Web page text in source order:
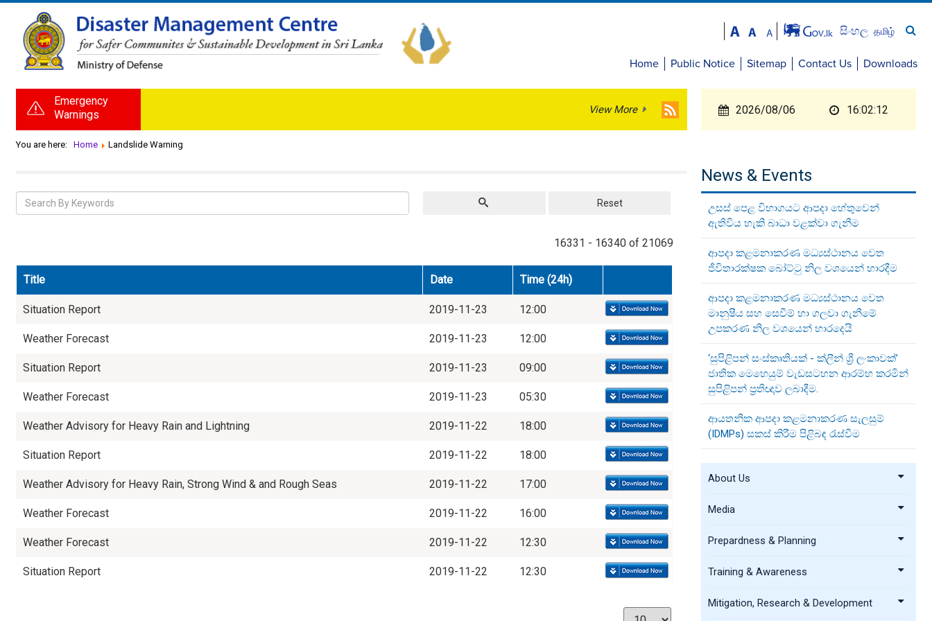
සිංහල தமிழ்
Home Public Notice Sitemap Contact Us Downloads
Emergency
Warnings
View More 2026/08/06 16:02:12
You are here: Home Landslide Warning
Reset
16331 - 16340 of 21069
Title Date Time (24h)
Situation Report 2019-11-23 12:00
Weather Forecast 2019-11-23 12:00
Situation Report 2019-11-23 09:00
Weather Forecast 2019-11-23 05:30
Weather Advisory for Heavy Rain and Lightning 2019-11-22 18:00
Situation Report 2019-11-22 18:00
Weather Advisory for Heavy Rain, Strong Wind & and Rough Seas 2019-11-22 17:00
Weather Forecast 2019-11-22 16:00
Weather Forecast 2019-11-22 12:30
Situation Report 2019-11-22 12:30
News & Events
උසස් පෙළ විභාගයට ආපදා හේතුවෙන්
ඇතිවිය හැකි බාධා වළක්වා ගැනීම
ආපදා කළමනාකරණ මධ්‍යස්ථානය වෙත
ජීවිතාරක්ෂක බෝට්ටු නිල වශයෙන් භාරදීම
ආපදා කළමනාකරණ මධ්‍යස්ථානය වෙත
මානුෂීය සහ සෙවීම් හා ගලවා ගැනීමේ
උපකරණ නිල වශයෙන් භාරදෙයි
‘සුපිළිපන් සංස්කෘතියක් - ක්ලීන් ශ්‍රී ලංකාවක්’
ජාතික මෙහෙයුම් වැඩසටහන ආරම්භ කරමින්
සුපිළිපන් ප්‍රතිඥාව ලබාදීම.
ආයතනික ආපදා කළමනාකරණ සැලසුම්
(IDMPs) සකස් කිරීම පිළිබඳ රැස්වීම
About Us
Media
Prepardness & Planning
Training & Awareness
Mitigation, Research & Development